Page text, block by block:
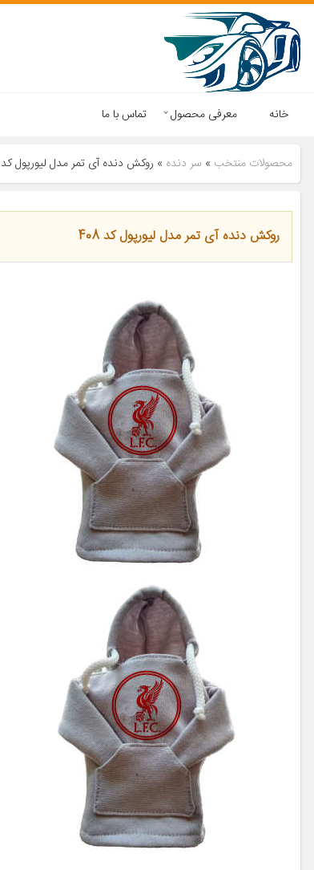
خانه معرفی محصول تماس با ما
محصولات منتخب » سر دنده » روکش دنده آی تمر مدل لیورپول کد 408
روکش دنده آی تمر مدل لیورپول کد 408